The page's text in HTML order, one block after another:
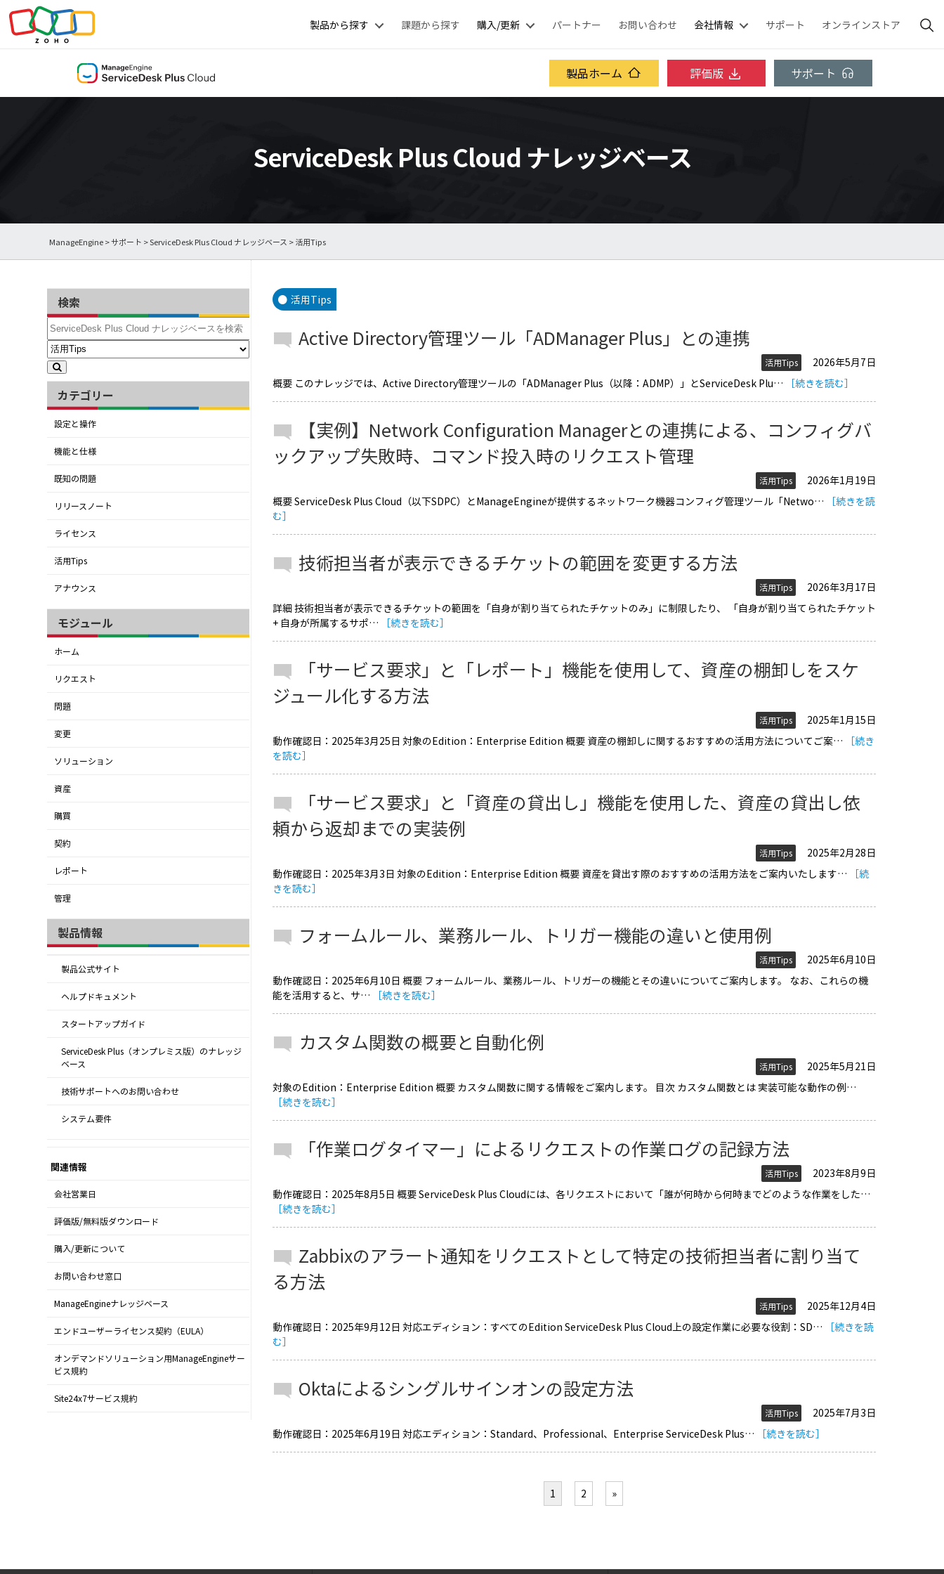
製品から探す 課題から探す 購入/更新 パートナー お問い合わせ 会社情報 サポート オンラインストア
製品ホーム 評価版 サポート
ServiceDesk Plus Cloud ナレッジベース
ManageEngine>サポート >ServiceDesk Plus Cloud ナレッジベース > 活用Tips
検索
カテゴリー
設定と操作
機能と仕様
既知の問題
リリースノート
ライセンス
活用Tips
アナウンス
モジュール
ホーム
リクエスト
問題
変更
ソリューション
資産
購買
契約
レポート
管理
製品情報
製品公式サイト
ヘルプドキュメント
スタートアップガイド
ServiceDesk Plus（オンプレミス版）のナレッジ
ベース
技術サポートへのお問い合わせ
システム要件
関連情報
会社営業日
評価版/無料版ダウンロード
購入/更新について
お問い合わせ窓口
ManageEngineナレッジベース
エンドユーザーライセンス契約（EULA）
オンデマンドソリューション用ManageEngineサー
ビス規約
Site24x7サービス規約
活用Tips
Active Directory管理ツール「ADManager Plus」との連携
活用Tips
2026年5月7日
概要 このナレッジでは、Active Directory管理ツールの「ADManager Plus（以降：ADMP）」とServiceDesk Plu…
［続きを読む］
【実例】Network Configuration Managerとの連携による、コンフィグバ
ックアップ失敗時、コマンド投入時のリクエスト管理
活用Tips
2026年1月19日
概要 ServiceDesk Plus Cloud（以下SDPC）とManageEngineが提供するネットワーク機器コンフィグ管理ツール「Netwo…
［続きを読
む］
技術担当者が表示できるチケットの範囲を変更する方法
活用Tips
2026年3月17日
詳細 技術担当者が表示できるチケットの範囲を「自身が割り当てられたチケットのみ」に制限したり、 「自身が割り当てられたチケット
+ 自身が所属するサポ…
［続きを読む］
「サービス要求」と「レポート」機能を使用して、資産の棚卸しをスケ
ジュール化する方法
活用Tips
2025年1月15日
動作確認日：2025年3月25日 対象のEdition：Enterprise Edition 概要 資産の棚卸しに関するおすすめの活用方法についてご案…
［続き
を読む］
「サービス要求」と「資産の貸出し」機能を使用した、資産の貸出し依
頼から返却までの実装例
活用Tips
2025年2月28日
動作確認日：2025年3月3日 対象のEdition：Enterprise Edition 概要 資産を貸出す際のおすすめの活用方法をご案内いたします…
［続
きを読む］
フォームルール、業務ルール、トリガー機能の違いと使用例
活用Tips
2025年6月10日
動作確認日：2025年6月10日 概要 フォームルール、業務ルール、トリガーの機能とその違いについてご案内します。 なお、これらの機
能を活用すると、サ…
［続きを読む］
カスタム関数の概要と自動化例
活用Tips
2025年5月21日
対象のEdition：Enterprise Edition 概要 カスタム関数に関する情報をご案内します。 目次 カスタム関数とは 実装可能な動作の例…
［続きを読む］
「作業ログタイマー」によるリクエストの作業ログの記録方法
活用Tips
2023年8月9日
動作確認日：2025年8月5日 概要 ServiceDesk Plus Cloudには、各リクエストにおいて「誰が何時から何時までどのような作業をした…
［続きを読む］
Zabbixのアラート通知をリクエストとして特定の技術担当者に割り当て
る方法
活用Tips
2025年12月4日
動作確認日：2025年9月12日 対応エディション：すべてのEdition ServiceDesk Plus Cloud上の設定作業に必要な役割：SD…
［続きを読
む］
Oktaによるシングルサインオンの設定方法
活用Tips
2025年7月3日
動作確認日：2025年6月19日 対応エディション：Standard、Professional、Enterprise ServiceDesk Plus…
［続きを読む］
1 2 »